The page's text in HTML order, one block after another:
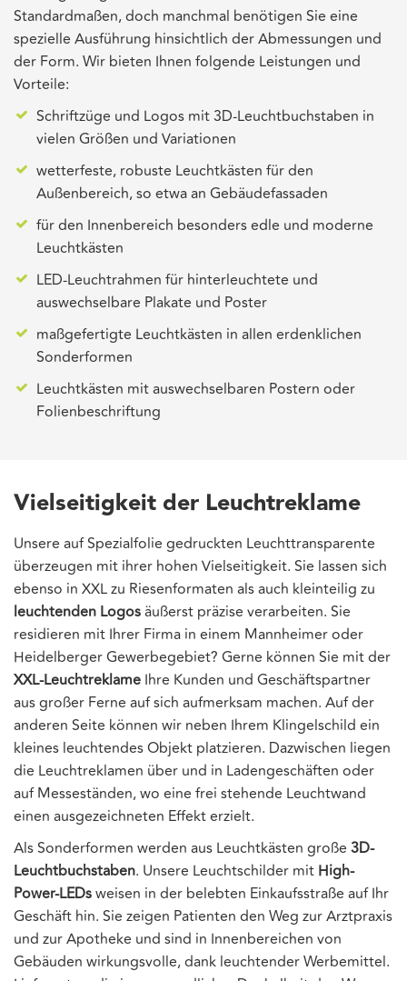
Standardmaßen, doch manchmal benötigen Sie eine
spezielle Ausführung hinsichtlich der Abmessungen und
der Form. Wir bieten Ihnen folgende Leistungen und
Vorteile:
Schriftzüge und Logos mit 3D-Leuchtbuchstaben in
vielen Größen und Variationen
wetterfeste, robuste Leuchtkästen für den
Außenbereich, so etwa an Gebäudefassaden
für den Innenbereich besonders edle und moderne
Leuchtkästen
LED-Leuchtrahmen für hinterleuchtete und
auswechselbare Plakate und Poster
maßgefertigte Leuchtkästen in allen erdenklichen
Sonderformen
Leuchtkästen mit auswechselbaren Postern oder
Folienbeschriftung
Vielseitigkeit der Leuchtreklame
Unsere auf Spezialfolie gedruckten Leuchttransparente
überzeugen mit ihrer hohen Vielseitigkeit. Sie lassen sich
ebenso in XXL zu Riesenformaten als auch kleinteilig zu
leuchtenden Logosäußerst präzise verarbeiten. Sie
residieren mit Ihrer Firma in einem Mannheimer oder
Heidelberger Gewerbegebiet? Gerne können Sie mit der
XXL-Leuchtreklame Ihre Kunden und Geschäftspartner
aus großer Ferne auf sich aufmerksam machen. Auf der
anderen Seite können wir neben Ihrem Klingelschild ein
kleines leuchtendes Objekt platzieren. Dazwischen liegen
die Leuchtreklamen über und in Ladengeschäften oder
auf Messeständen, wo eine frei stehende Leuchtwand
einen ausgezeichneten Effekt erzielt.
Als Sonderformen werden aus Leuchtkästen große 3D-
Leuchtbuchstaben. Unsere Leuchtschilder mit High-
Power-LEDsweisen in der belebten Einkaufsstraße auf Ihr
Geschäft hin. Sie zeigen Patienten den Weg zur Arztpraxis
und zur Apotheke und sind in Innenbereichen von
Gebäuden wirkungsvolle, dank leuchtender Werbemittel.